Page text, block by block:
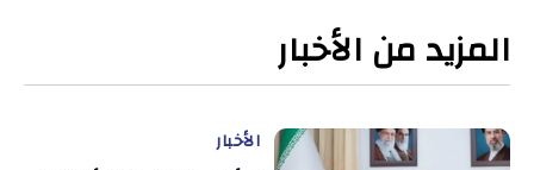
المزيد من الأخبار
الأخبار